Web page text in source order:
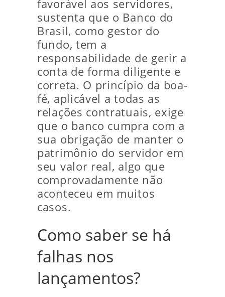
favorável aos servidores,
sustenta que o Banco do
Brasil, como gestor do
fundo, tem a
responsabilidade de gerir a
conta de forma diligente e
correta. O princípio da boa-
fé, aplicável a todas as
relações contratuais, exige
que o banco cumpra com a
sua obrigação de manter o
patrimônio do servidor em
seu valor real, algo que
comprovadamente não
aconteceu em muitos
casos.
Como saber se há
falhas nos
lançamentos?